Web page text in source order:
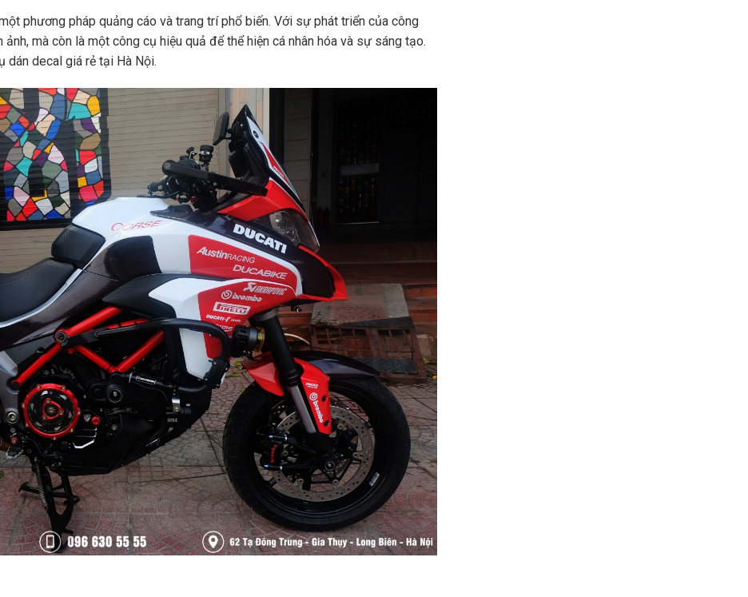
phương pháp quảng cáo và trang trí phổ biến. Với sự phát triển của công
mà còn là một công cụ hiệu quả để thể hiện cá nhân hóa và sự sáng tạo.
dán decal giá rẻ tại Hà Nội.